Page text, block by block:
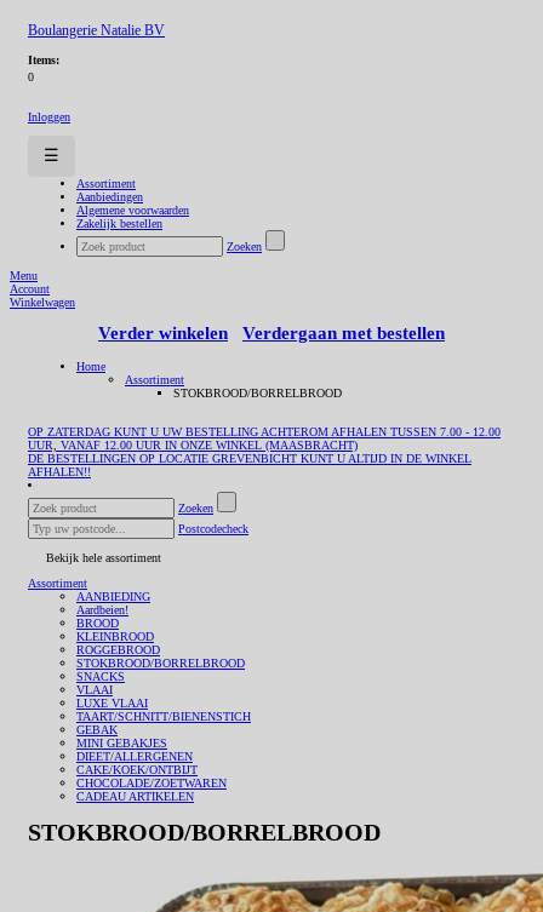
Boulangerie Natalie BV
Items:
0
Inloggen
☰
Assortiment
Aanbiedingen
Algemene voorwaarden
Zakelijk bestellen
Zoeken
Menu
Account
Winkelwagen
Verder winkelen Verdergaan met bestellen
Home
Assortiment
STOKBROOD/BORRELBROOD
OP ZATERDAG KUNT U UW BESTELLING ACHTEROM AFHALEN TUSSEN 7.00 - 12.00
UUR, VANAF 12.00 UUR IN ONZE WINKEL (MAASBRACHT)
DE BESTELLINGEN OP LOCATIE GREVENBICHT KUNT U ALTIJD IN DE WINKEL
AFHALEN!!
Zoeken
Postcodecheck
Bekijk hele assortiment
Assortiment
AANBIEDING
Aardbeien!
BROOD
KLEINBROOD
ROGGEBROOD
STOKBROOD/BORRELBROOD
SNACKS
VLAAI
LUXE VLAAI
TAART/SCHNITT/BIENENSTICH
GEBAK
MINI GEBAKJES
DIEET/ALLERGENEN
CAKE/KOEK/ONTBIJT
CHOCOLADE/ZOETWAREN
CADEAU ARTIKELEN
STOKBROOD/BORRELBROOD